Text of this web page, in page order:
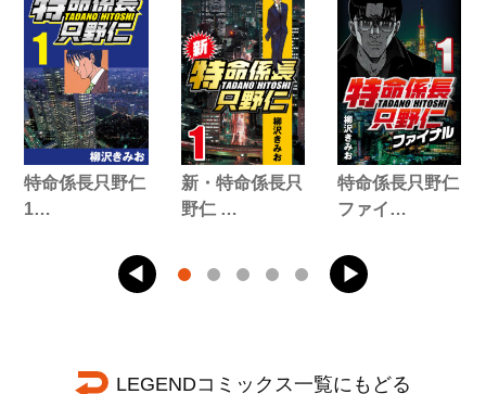
特命係長只野仁
1…
新・特命係長只
野仁 …
特命係長只野仁
ファイ…
LEGENDコミックス一覧にもどる